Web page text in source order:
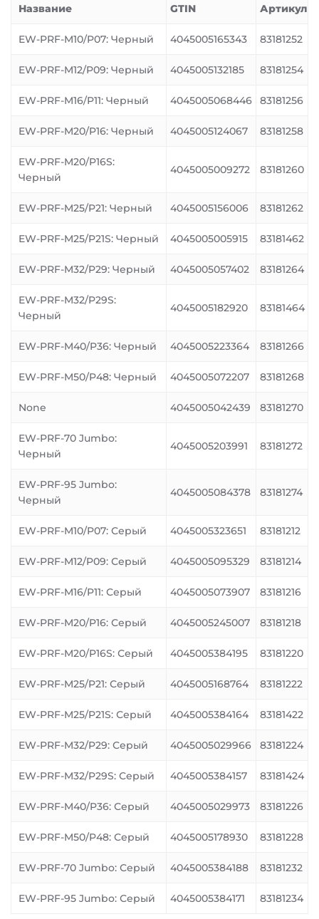
Название GTIN Артикул
EW-PRF-M10/P07: Черный 4045005165343 83181252
EW-PRF-M12/P09: Черный 4045005132185 83181254
EW-PRF-M16/P11: Черный 4045005068446 83181256
EW-PRF-M20/P16: Черный 4045005124067 83181258
EW-PRF-M20/P16S:
Черный
4045005009272 83181260
EW-PRF-M25/P21: Черный 4045005156006 83181262
EW-PRF-M25/P21S: Черный 4045005005915 83181462
EW-PRF-M32/P29: Черный 4045005057402 83181264
EW-PRF-M32/P29S:
Черный
4045005182920 83181464
EW-PRF-M40/P36: Черный 4045005223364 83181266
EW-PRF-M50/P48: Черный 4045005072207 83181268
None 4045005042439 83181270
EW-PRF-70 Jumbo:
Черный
4045005203991 83181272
EW-PRF-95 Jumbo:
Черный
4045005084378 83181274
EW-PRF-M10/P07: Серый 4045005323651 83181212
EW-PRF-M12/P09: Серый 4045005095329 83181214
EW-PRF-M16/P11: Серый 4045005073907 83181216
EW-PRF-M20/P16: Серый 4045005245007 83181218
EW-PRF-M20/P16S: Серый 4045005384195 83181220
EW-PRF-M25/P21: Серый 4045005168764 83181222
EW-PRF-M25/P21S: Серый 4045005384164 83181422
EW-PRF-M32/P29: Серый 4045005029966 83181224
EW-PRF-M32/P29S: Серый 4045005384157 83181424
EW-PRF-M40/P36: Серый 4045005029973 83181226
EW-PRF-M50/P48: Серый 4045005178930 83181228
EW-PRF-70 Jumbo: Серый 4045005384188 83181232
EW-PRF-95 Jumbo: Серый 4045005384171 83181234